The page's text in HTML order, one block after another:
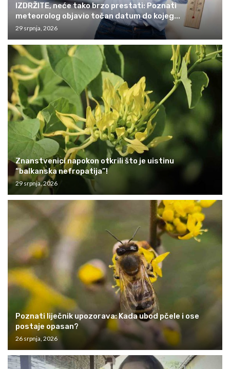
IZDRŽITE, neće tako brzo prestati: Poznati
meteorolog objavio točan datum do kojeg...
29 srpnja, 2026
Znanstvenici napokon otkrili što je uistinu
“balkanska nefropatija”!
29 srpnja, 2026
Poznati liječnik upozorava: Kada ubod pčele i ose
postaje opasan?
26 srpnja, 2026